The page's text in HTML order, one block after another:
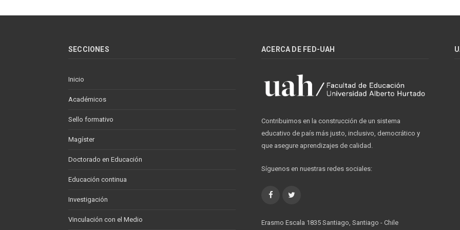
SECCIONES
Inicio
Académicos
Sello formativo
Magíster
Doctorado en Educación
Educación continua
Investigación
Vinculación con el Medio
ACERCA DE FED-UAH
Contribuimos en la construcción de un sistema
educativo de país más justo, inclusivo, democrático y
que asegure aprendizajes de calidad.
Síguenos en nuestras redes sociales:
Facebook
Erasmo Escala 1835 Santiago, Santiago - Chile